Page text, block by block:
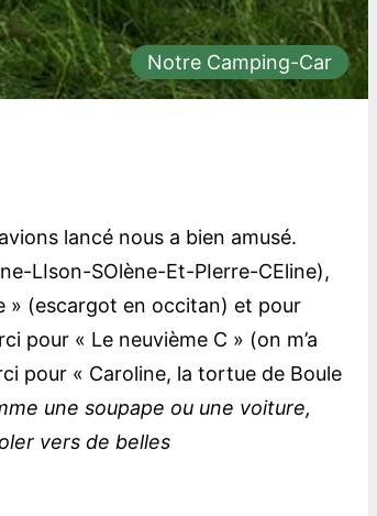
Notre Camping-Car
lancé nous a bien amusé.
LIson-SOlène-Et-PIerre-CEline),
» (escargot en occitan) et pour
pour « Le neuvième C » (on m’a
pour « Caroline, la tortue de Boule
une soupape ou une voiture,
vers de belles